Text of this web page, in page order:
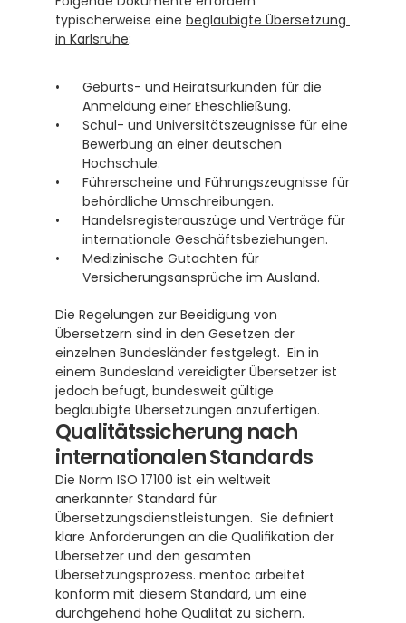
typischerweise eine beglaubigte Übersetzung
in Karlsruhe:
Geburts- und Heiratsurkunden für die
Anmeldung einer Eheschließung.
Schul- und Universitätszeugnisse für eine
Bewerbung an einer deutschen
Hochschule.
Führerscheine und Führungszeugnisse für
behördliche Umschreibungen.
Handelsregisterauszüge und Verträge für
internationale Geschäftsbeziehungen.
Medizinische Gutachten für
Versicherungsansprüche im Ausland.
Die Regelungen zur Beeidigung von
Übersetzern sind in den Gesetzen der
einzelnen Bundesländer festgelegt.  Ein in
einem Bundesland vereidigter Übersetzer ist
jedoch befugt, bundesweit gültige
beglaubigte Übersetzungen anzufertigen.
Qualitätssicherung nach
internationalen Standards
Die Norm ISO 17100 ist ein weltweit
anerkannter Standard für
Übersetzungsdienstleistungen.  Sie definiert
klare Anforderungen an die Qualifikation der
Übersetzer und den gesamten
Übersetzungsprozess. mentoc arbeitet
konform mit diesem Standard, um eine
durchgehend hohe Qualität zu sichern.